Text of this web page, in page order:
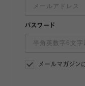
パスワード
メールマガジン